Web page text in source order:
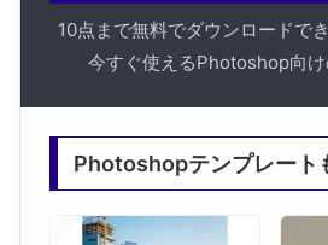
10点まで無料でダウンロードで
今すぐ使えるPhotoshop向け
Photoshopテンプレート